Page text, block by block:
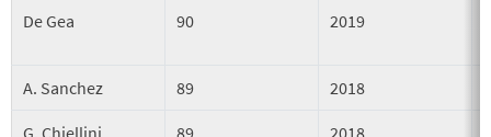
De Gea 90 2019
A. Sanchez 89 2018
G. Chiellini 89 2018